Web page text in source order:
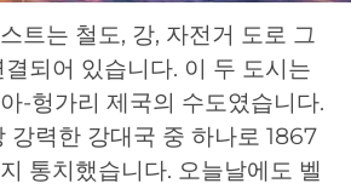
트는 철도, 강, 자전거 도로 그
되어 있습니다. 이 두 도시는
-헝가리 제국의 수도였습니다.
강력한 강대국 중 하나로 1867
통치했습니다. 오늘날에도 벨